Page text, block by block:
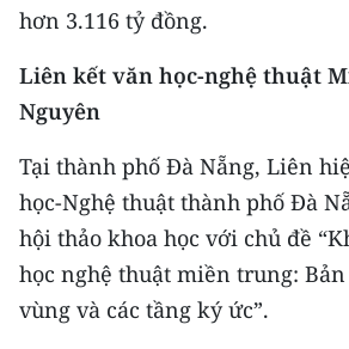
Video
Media Chính trị
Media Kinh tế
Media Văn hóa
Media Xã hội
Media Pháp luật
hơn 3.116 tỷ đồng.
Liên kết văn học-nghệ thuật
Nguyên
Tại thành phố Đà Nẵng, Liên
học-Nghệ thuật thành phố Đà
hội thảo khoa học với chủ đề
học nghệ thuật miền trung:
vùng và các tầng ký ức”.